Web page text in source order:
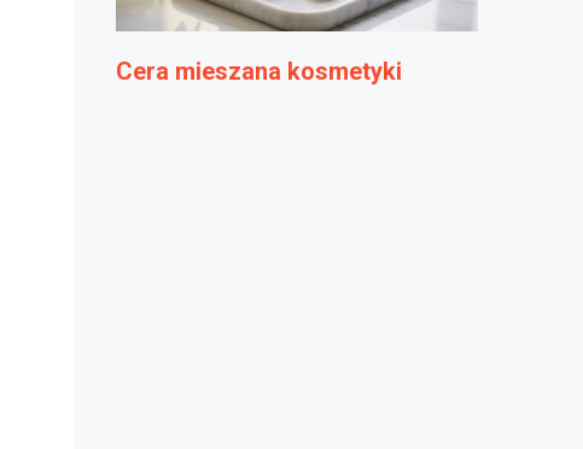
Cera mieszana kosmetyki